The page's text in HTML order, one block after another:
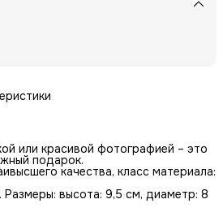
или красивой фотографией – это
подарок.
качества, класс материала:
высота: 9,5 см, диаметр: 8